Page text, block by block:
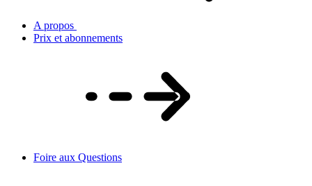
A propos
Prix et abonnements
Foire aux Questions